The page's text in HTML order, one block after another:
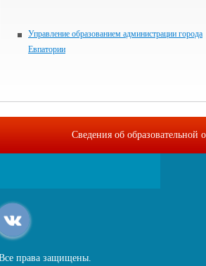
Управление образованием администрации города
Евпатории
Сведения об образовательной
права защищены.